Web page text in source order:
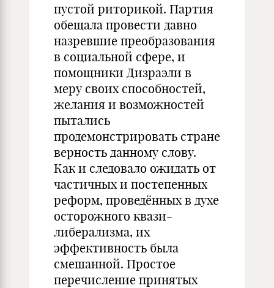
пустой риторикой. Партия
обещала провести давно
назревшие преобразования
в социальной сфере, и
помощники Дизраэли в
меру своих способностей,
желания и возможностей
пытались
продемонстрировать стране
верность данному слову.
Как и следовало ожидать от
частичных и постепенных
реформ, проведённых в духе
осторожного квази-
либерализма, их
эффективность была
смешанной. Простое
перечисление принятых